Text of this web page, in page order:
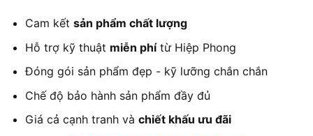
Cam kết sản phẩm chất lượng
Hỗ trợ kỹ thuật miễn phítừ Hiệp Phong
Đóng gói sản phẩm đẹp - kỹ lưỡng chắn chắn
Chế độ bảo hành sản phẩm đầy đủ
Giá cả cạnh tranh và chiết khấu ưu đãi